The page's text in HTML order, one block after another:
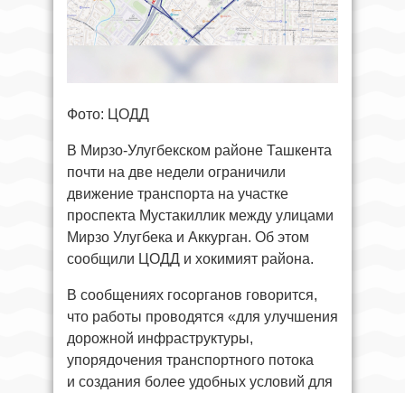
Фото: ЦОДД
В Мирзо-Улугбекском районе Ташкента
почти на две недели ограничили
движение транспорта на участке
проспекта Мустакиллик между улицами
Мирзо Улугбека и Аккурган. Об этом
сообщили ЦОДД и хокимият района.
В сообщениях госорганов говорится,
что работы проводятся «для улучшения
дорожной инфраструктуры,
упорядочения транспортного потока
и создания более удобных условий для